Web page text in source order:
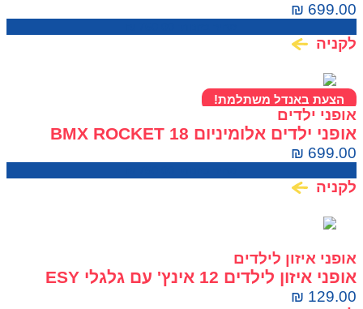
₪ 699.00
לקניה
הצעת באנדל משתלמת!
אופני ילדים
אופני ילדים אלומיניום BMX ROCKET 18
₪ 699.00
לקניה
אופני איזון לילדים
אופני איזון לילדים 12 אינץ' עם גלגלי ESY
WAY EVA
₪ 129.00